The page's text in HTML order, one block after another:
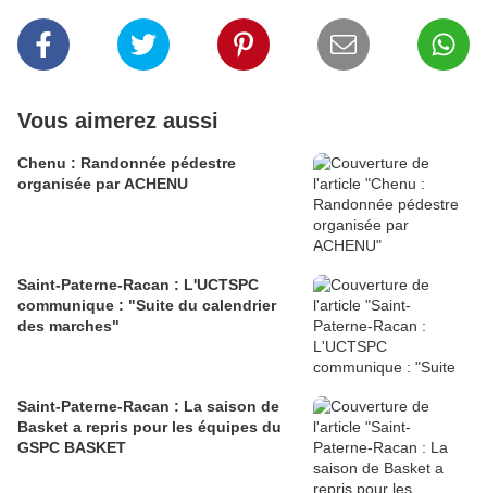
Vous aimerez aussi
Chenu : Randonnée pédestre
organisée par ACHENU
Saint-Paterne-Racan : L'UCTSPC
communique : "Suite du calendrier
des marches"
Saint-Paterne-Racan : La saison de
Basket a repris pour les équipes du
GSPC BASKET